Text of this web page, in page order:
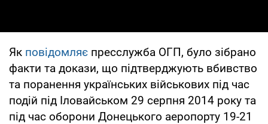
Як повідомляє пресслужба ОГП, було зібрано
факти та докази, що підтверджують вбивство
та поранення українських військових під час
подій під Іловайськом 29 серпня 2014 року та
під час оборони Донецького аеропорту 19-21